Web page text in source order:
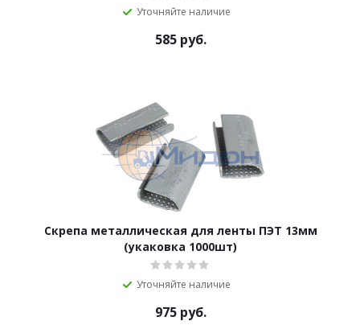
Уточняйте наличие
585руб.
Скрепа металлическая для ленты ПЭТ 13мм
(укаковка 1000шт)
Уточняйте наличие
975руб.